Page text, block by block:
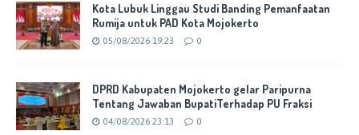
Kota Lubuk Linggau Studi Banding Pemanfaatan
Rumija untuk PAD Kota Mojokerto
05/08/2026 19:23 0
DPRD Kabupaten Mojokerto gelar Paripurna
Tentang Jawaban BupatiTerhadap PU Fraksi
04/08/2026 23:13 0